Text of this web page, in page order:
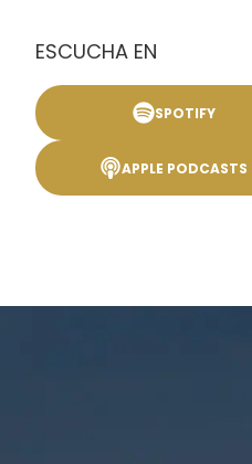
ESCUCHA EN
SPOTIFY
APPLE PODCASTS